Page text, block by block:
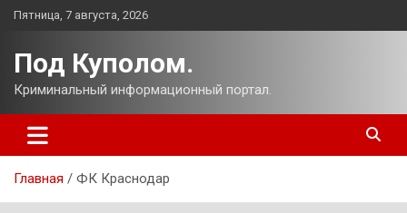
Перейти
Пятница, 7 августа, 2026
Под Куполом.
Криминальный информационный портал.
Главная ФК Краснодар